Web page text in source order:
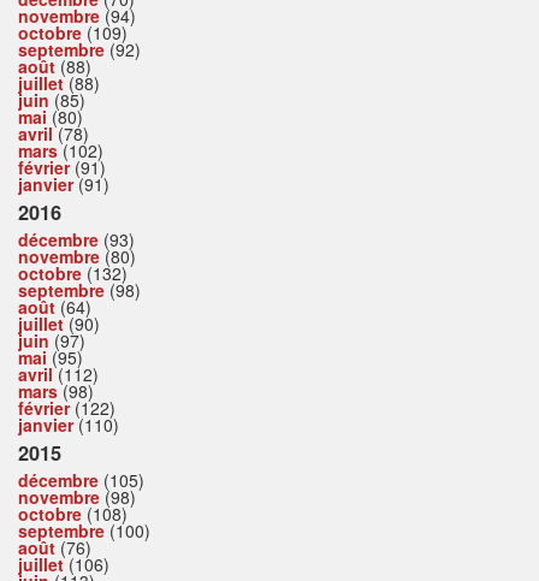
novembre (94)
octobre (109)
septembre (92)
août (88)
juillet(88)
juin (85)
mai (80)
avril(78)
mars(102)
février(91)
janvier(91)
2016
décembre (93)
novembre (80)
octobre (132)
septembre (98)
août (64)
juillet(90)
juin (97)
mai (95)
avril(112)
mars(98)
février(122)
janvier(110)
2015
décembre (105)
novembre (98)
octobre (108)
septembre (100)
août (76)
juillet(106)